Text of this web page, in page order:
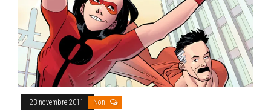
23 novembre 2011 Non